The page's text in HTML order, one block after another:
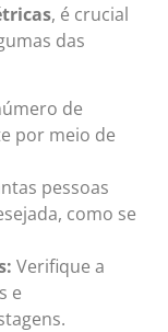
, é crucial
das
de
por meio de
pessoas
como se
Verifique a
e